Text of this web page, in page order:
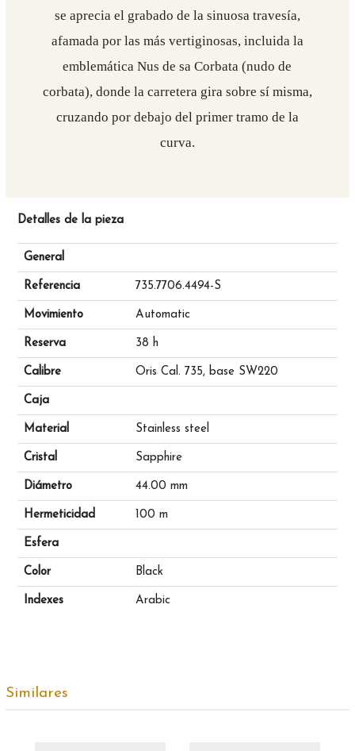
se aprecia el grabado de la sinuosa travesía,
afamada por las más vertiginosas, incluida la
emblemática Nus de sa Corbata (nudo de
corbata), donde la carretera gira sobre sí misma,
cruzando por debajo del primer tramo de la
curva.
Detalles de la pieza
General
Referencia 735.7706.4494-S
Movimiento Automatic
Reserva 38 h
Calibre Oris Cal. 735, base SW220
Caja
Material Stainless steel
Cristal Sapphire
Diámetro 44.00 mm
Hermeticidad 100 m
Esfera
Color Black
Indexes Arabic
Similares